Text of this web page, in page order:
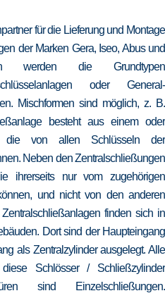
für die Lieferung und Montage
der Marken Gera, Iseo, Abus und
werden die Grundtypen
oder General-
Mischformen sind möglich, z. B.
besteht aus einem oder
die von allen Schlüsseln der
Neben den Zentralschließungen
ihrerseits nur vom zugehörigen
und nicht von den anderen
finden sich in
Dort sind der Haupteingang
als Zentralzylinder ausgelegt. Alle
Schlösser / Schließzylinder
sind Einzelschließungen.